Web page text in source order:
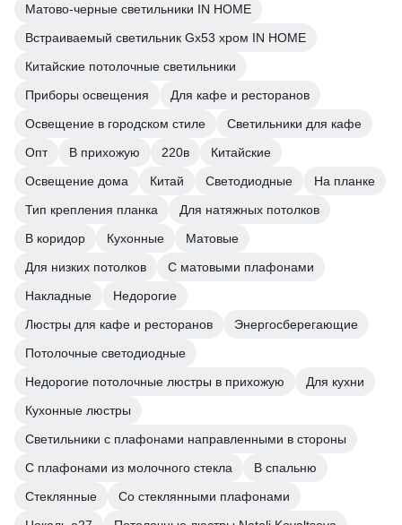
Матово-черные светильники IN HOME
Встраиваемый светильник Gx53 хром IN HOME
Китайские потолочные светильники
Приборы освещения
Для кафе и ресторанов
Освещение в городском стиле
Светильники для кафе
Опт
В прихожую 220в
Китайские
Освещение дома
Китай Светодиодные
На планке
Тип крепления планка
Для натяжных потолков
В коридор
Кухонные
Матовые
Для низких потолков
С матовыми плафонами
Накладные
Недорогие
Люстры для кафе и ресторанов
Энергосберегающие
Потолочные светодиодные
Недорогие потолочные люстры в прихожую
Для кухни
Кухонные люстры
Светильники с плафонами направленными в стороны
С плафонами из молочного стекла
В спальню
Стеклянные
Со стеклянными плафонами